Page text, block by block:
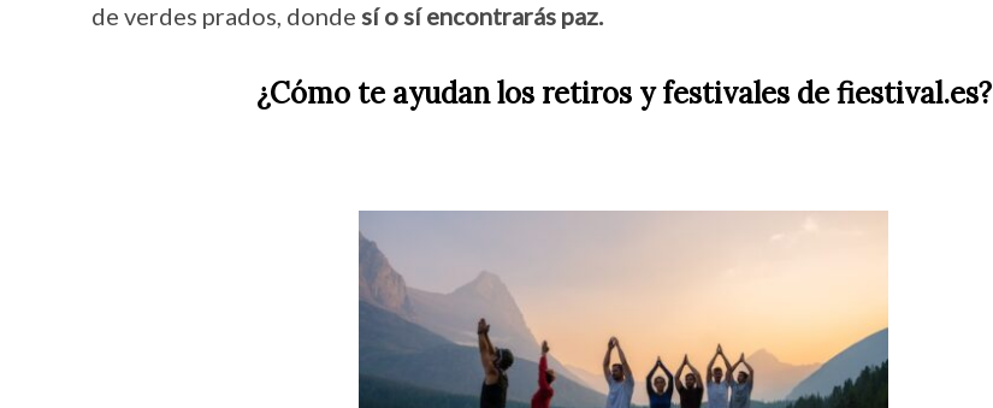
de verdes prados, donde sí o sí encontrarás paz.
¿Cómo te ayudan los retiros y festivales de fiestival.es?